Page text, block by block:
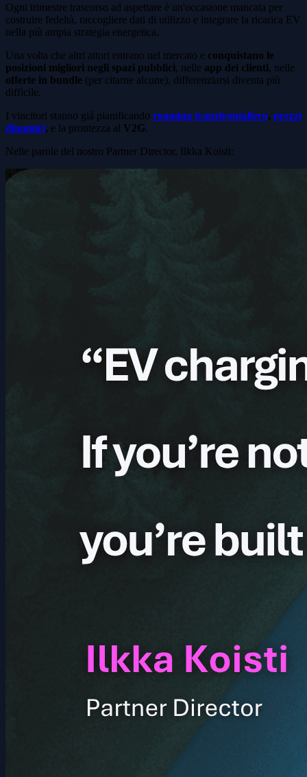
Ogni trimestre trascorso ad aspettare è un'occasione mancata per
costruire fedeltà, raccogliere dati di utilizzo e integrare la ricarica EV
nella più ampia strategia energetica.
Una volta che altri attori entrano nel mercato e conquistano le
posizioni migliori negli spazi pubblici, nelle app dei clienti, nelle
offerte in bundle (per citarne alcune), differenziarsi diventa più
difficile.
I vincitori stanno già pianificando roaming transfrontaliero, prezzi
dinamici, e la prontezza al V2G.
Nelle parole del nostro Partner Director, Ilkka Koisti: